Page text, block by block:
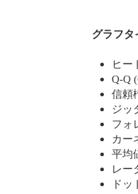
グラフタ
ヒー
Q-Q
信頼
ジッ
フォ
カー
平均
レー
ドッ